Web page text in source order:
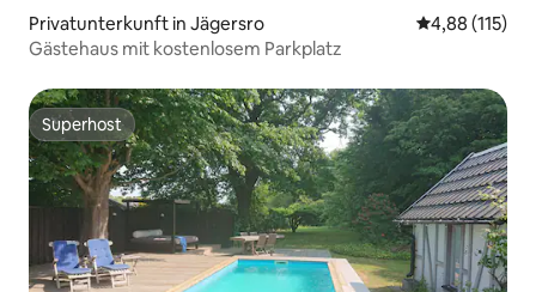
Privatunterkunft in Jägersro
4,88 (115)
Gästehaus mit kostenlosem Parkplatz
Superhost
Superhost